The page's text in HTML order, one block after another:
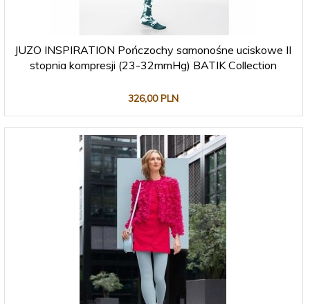
JUZO INSPIRATION Pończochy samonośne uciskowe II
stopnia kompresji (23-32mmHg) BATIK Collection
326,00 PLN